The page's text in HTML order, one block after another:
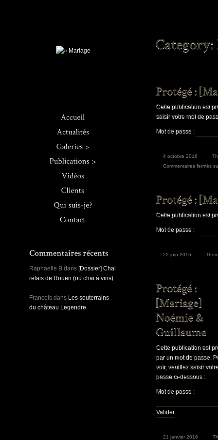
Mariage & Co.
Panoramiques
Raphaelle B dans [Dossier] Chai
relais de Rouen (ou chai à vins)
Francois dans Les souterrains
du château Legendre
Cette publication est
saisir votre mot de
Mot de passe :
4 octobre 2016
Commentaires fermés
Cette publication est
Mot de passe :
22 juin 2016
Cette publication est
par un mot de passe.
voir, veuillez saisir
passe ci-dessous :
Mot de passe :
21 janvier 2016